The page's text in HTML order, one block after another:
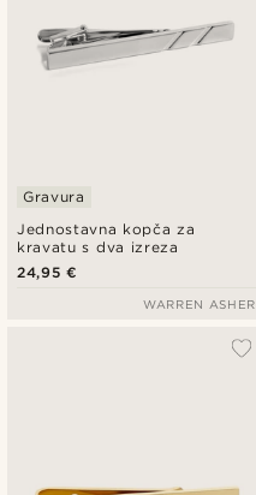
Jednostavna kopča za
kravatu s dva izreza
Gravura
24,95 €
WARREN ASHER